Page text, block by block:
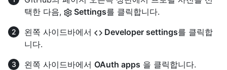
택한 다음,
Settings를 클릭합니다.
왼쪽 사이드바에서
Developer settings를 클릭합
니다.
왼쪽 사이드바에서 OAuth apps 을 클릭합니다.